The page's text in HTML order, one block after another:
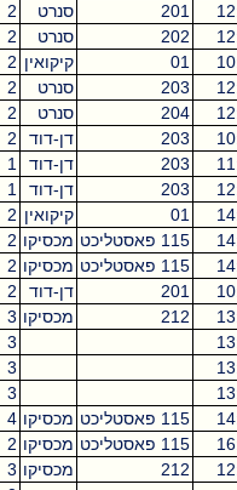
201 סנרט
202 סנרט
קיקואין 2
203 סנרט
204 סנרט
203 דן-דוד
2
203 דן-דוד
1
203 דן-דוד
1
קיקואין 2
115 פאסטליכט מכסיקו 2
115 פאסטליכט מכסיקו 2
201 דן-דוד
2
212 מכסיקו 3
115 פאסטליכט מכסיקו 4
115 פאסטליכט מכסיקו 2
212 מכסיקו 3